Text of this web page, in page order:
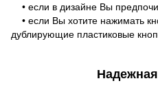
• если в дизайне Вы
• если Вы хотите нажимать
дублирующие пластиковые